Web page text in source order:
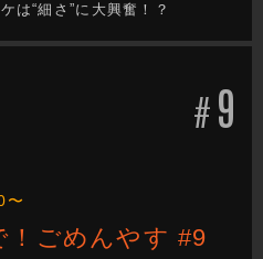
は“細さ”に大興奮！？
#9
〜
！ごめんやす #9